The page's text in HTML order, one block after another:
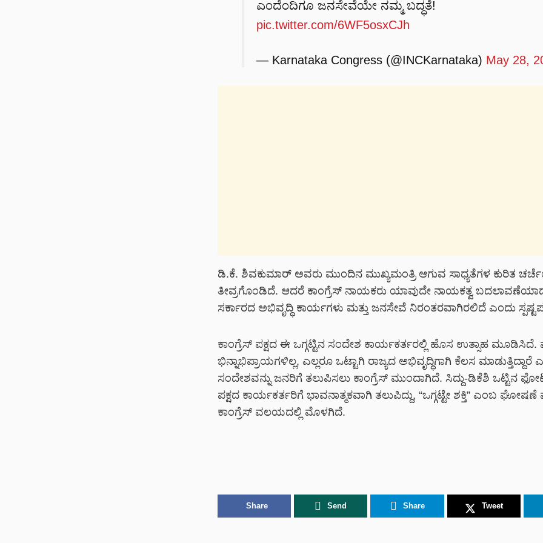
ಎಂದೆಂದಿಗೂ ಜನಸೇವೆಯೇ ನಮ್ಮ ಬದ್ಧತೆ!
pic.twitter.com/6WF5osxCJh
— Karnataka Congress (@INCKarnataka) May 28,
ಡಿ.ಕೆ. ಶಿವಕುಮಾರ್ ಅವರು ಮುಂದಿನ ಮುಖ್ಯಮಂತ್ರಿ ಆಗುವ ಸಾಧ್ಯತೆಗಳ ಕುರಿತ
ತೀವ್ರಗೊಂಡಿದೆ. ಆದರೆ ಕಾಂಗ್ರೆಸ್ ನಾಯಕರು ಯಾವುದೇ ನಾಯಕತ್ವ
ಸರ್ಕಾರದ ಅಭಿವೃದ್ಧಿ ಕಾರ್ಯಗಳು ಮತ್ತು ಜನಸೇವೆ ನಿರಂತರವಾಗಿರಲಿದೆ ಎಂದು
ಕಾಂಗ್ರೆಸ್ ಪಕ್ಷದ ಈ ಒಗ್ಗಟ್ಟಿನ ಸಂದೇಶ ಕಾರ್ಯಕರ್ತರಲ್ಲಿ ಹೊಸ ಉತ್ಸಾಹ ಮೂಡಿಸಿದೆ.
ಭಿನ್ನಾಭಿಪ್ರಾಯಗಳಿಲ್ಲ, ಎಲ್ಲರೂ ಒಟ್ಟಾಗಿ ರಾಜ್ಯದ ಅಭಿವೃದ್ಧಿಗಾಗಿ ಕೆಲಸ ಮಾಡುತ್ತಿದ್ದಾರೆ
ಸಂದೇಶವನ್ನು ಜನರಿಗೆ ತಲುಪಿಸಲು ಕಾಂಗ್ರೆಸ್ ಮುಂದಾಗಿದೆ. ಸಿದ್ದು-ಡಿಕೆಶಿ ಒಟ್ಟಿನ
ಪಕ್ಷದ ಕಾರ್ಯಕರ್ತರಿಗೆ ಭಾವನಾತ್ಮಕವಾಗಿ ತಲುಪಿದ್ದು, “ಒಗ್ಗಟ್ಟೇ ಶಕ್ತಿ” ಎಂಬ ಘೋಷಣೆ
ಕಾಂಗ್ರೆಸ್ ವಲಯದಲ್ಲಿ ಮೊಳಗಿದೆ.
Share Send Share Tweet